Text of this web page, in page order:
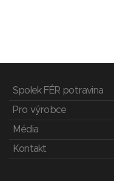
Spolek FÉR potravina
Pro výrobce
Média
Kontakt